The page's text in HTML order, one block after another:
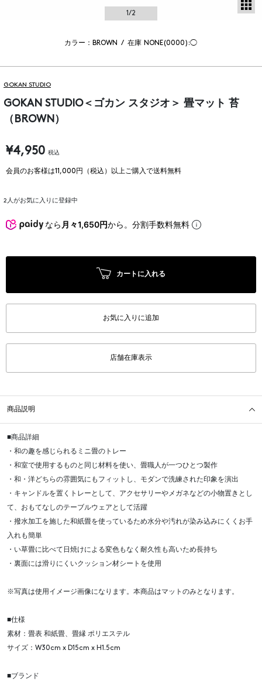
1/2
カラー：BROWN / 在庫 NONE(0000):◯
GOKAN STUDIO
GOKAN STUDIO＜ゴカン スタジオ＞ 畳マット 苔
（BROWN）
¥4,950 税込
会員のお客様は11,000円（税込）以上ご購入で送料無料
2 人がお気に入りに登録中
なら 月々1,650円から。分割手数料無料
カートに入れる
お気に入りに追加
店舗在庫表示
商品説明
■商品詳細
・和の趣を感じられるミニ畳のトレー
・和室で使用するものと同じ材料を使い、畳職人が一つひとつ製作
・和・洋どちらの雰囲気にもフィットし、モダンで洗練された印象を演出
・キャンドルを置くトレーとして、アクセサリーやメガネなどの小物置きとし
て、おもてなしのテーブルウェアとして活躍
・撥水加工を施した和紙畳を使っているため水分や汚れが染み込みにくくお手
入れも簡単
・い草畳に比べて日焼けによる変色もなく耐久性も高いため長持ち
・裏面には滑りにくいクッション材シートを使用
※写真は使用イメージ画像になります。本商品はマットのみとなります。
■仕様
素材：畳表 和紙畳、畳縁 ポリエステル
サイズ：W30cm x D15cm x H1.5cm
■ブランド